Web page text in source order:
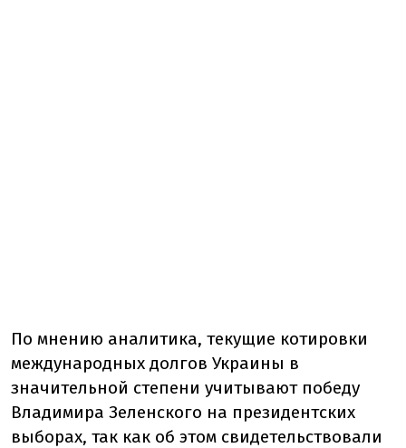
По мнению аналитика, текущие котировки
международных долгов Украины в
значительной степени учитывают победу
Владимира Зеленского на президентских
выборах, так как об этом свидетельствовали